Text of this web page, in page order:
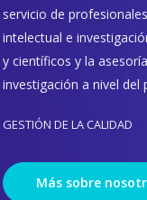
servicio de
intelectual e
y científicos y la
investigación a nivel del
INVESTIGACIÓN
Más sobre